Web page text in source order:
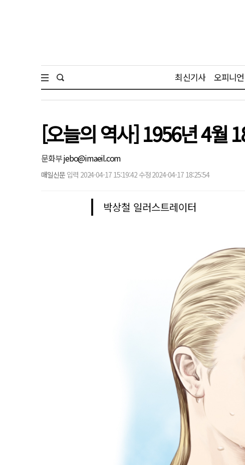
최신기사 오피니언
[오늘의 역사] 1956년 4월
문화부jebo@imaeil.com
매일신문 입력 2024-04-17 15:19:42 수정 2024-04-17 18:25:54
박상철 일러스트레이터